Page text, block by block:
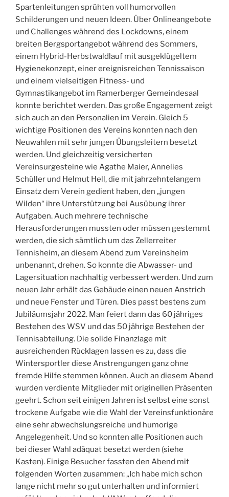
Spartenleitungen sprühten voll humorvollen
Schilderungen und neuen Ideen. Über Onlineangebote
und Challenges während des Lockdowns, einem
breiten Bergsportangebot während des Sommers,
einem Hybrid-Herbstwaldlauf mit ausgeklügeltem
Hygienekonzept, einer ereignisreichen Tennissaison
und einem vielseitigen Fitness- und
Gymnastikangebot im Ramerberger Gemeindesaal
konnte berichtet werden. Das große Engagement zeigt
sich auch an den Personalien im Verein. Gleich 5
wichtige Positionen des Vereins konnten nach den
Neuwahlen mit sehr jungen Übungsleitern besetzt
werden. Und gleichzeitig versicherten
Vereinsurgesteine wie Agathe Maier, Annelies
Schüller und Helmut Hell, die mit jahrzehntelangem
Einsatz dem Verein gedient haben, den „jungen
Wilden“ ihre Unterstützung bei Ausübung ihrer
Aufgaben. Auch mehrere technische
Herausforderungen mussten oder müssen gestemmt
werden, die sich sämtlich um das Zellerreiter
Tennisheim, an diesem Abend zum Vereinsheim
unbenannt, drehen. So konnte die Abwasser- und
Lagersituation nachhaltig verbessert werden. Und zum
neuen Jahr erhält das Gebäude einen neuen Anstrich
und neue Fenster und Türen. Dies passt bestens zum
Jubiläumsjahr 2022. Man feiert dann das 60 jähriges
Bestehen des WSV und das 50 jährige Bestehen der
Tennisabteilung. Die solide Finanzlage mit
ausreichenden Rücklagen lassen es zu, dass die
Wintersportler diese Anstrengungen ganz ohne
fremde Hilfe stemmen können. Auch an diesem Abend
wurden verdiente Mitglieder mit originellen Präsenten
geehrt. Schon seit einigen Jahren ist selbst eine sonst
trockene Aufgabe wie die Wahl der Vereinsfunktionäre
eine sehr abwechslungsreiche und humorige
Angelegenheit. Und so konnten alle Positionen auch
bei dieser Wahl adäquat besetzt werden (siehe
Kasten). Einige Besucher fassten den Abend mit
folgenden Worten zusammen: „Ich habe mich schon
lange nicht mehr so gut unterhalten und informiert